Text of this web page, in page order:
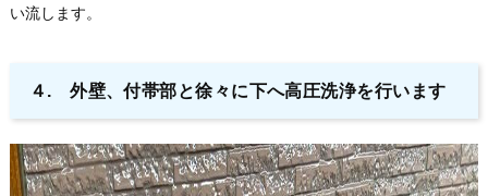
い流します。
４. 外壁、付帯部と徐々に下へ高圧洗浄を行います